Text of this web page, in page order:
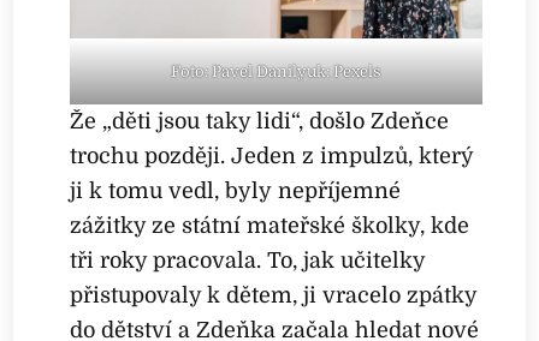
Foto: Pavel Danilyuk: Pexels
Že „děti jsou taky lidi“, došlo Zdeňce
trochu později. Jeden z impulzů, který
ji k tomu vedl, byly nepříjemné
zážitky ze státní mateřské školky, kde
tři roky pracovala. To, jak učitelky
přistupovaly k dětem, ji vracelo zpátky
do dětství a Zdeňka začala hledat nové